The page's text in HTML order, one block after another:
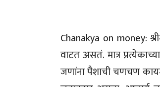
Chanakya on money:
वाटत असतं. मात्र
जणांना पैशाची चणचण